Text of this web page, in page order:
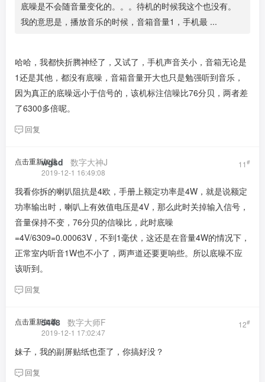
底噪是不会随音量变化的。。。待机的时候我这个也没有。
我的意思是，播放音乐的时候，音箱音量1，手机最 ...
哈哈，我都快折腾神经了，又试了，手机声音关小，音箱无论是
1还是其他，都没有底噪，音箱音量开大也只是勉强听到音乐，
因为真正的底噪远小于信号的，该机标注信噪比76分贝，两者差
了6300多倍呢。
回复
点击重新加载 11 #
wgsd 数字大神J
2019-12-1 16:49:08
我看你拆的喇叭阻抗是4欧，手册上额定功率是4W，就是说额定
功率输出时，喇叭上有效值电压是4V，那么此时关掉输入信号，
音量保持不变，76分贝的信噪比，此时底噪
=4V/6309=0.00063V，不到1毫伏，这还是在音量4W的情况下，
正常室内听音1W也不小了，两声道还要更响些。所以底噪不应
该听到。
回复
点击重新加载 12#
5448 数字大师F
2019-12-1 17:02:47
妹子，我的副屏贴纸也歪了，你搞好没？
回复